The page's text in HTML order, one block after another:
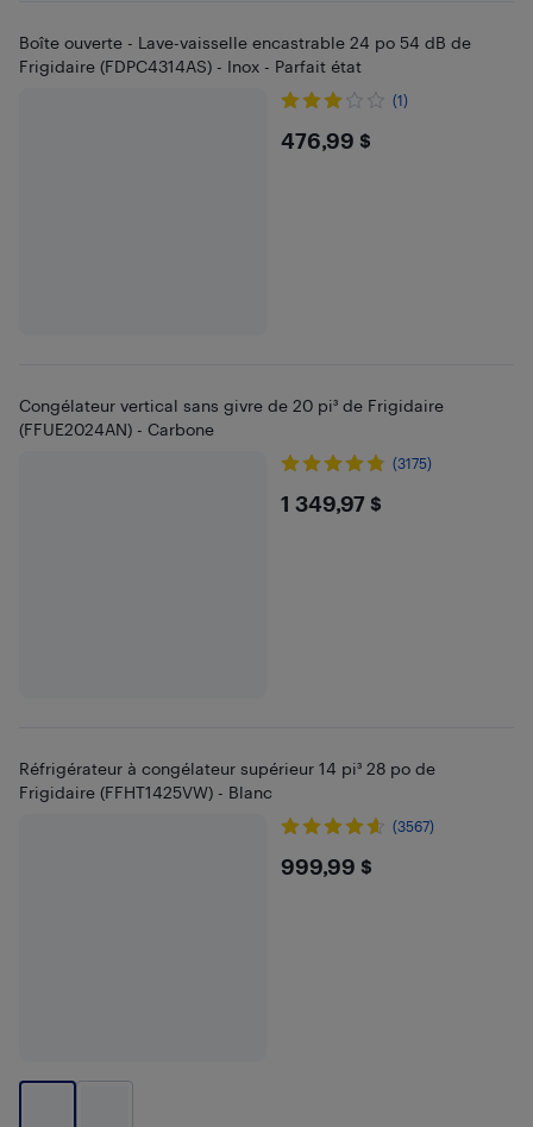
Boîte ouverte - Lave-vaisselle encastrable 24 po 54 dB de
Frigidaire (FDPC4314AS) - Inox - Parfait état
(1)
$476.99
476,99 $
Congélateur vertical sans givre de 20 pi³ de Frigidaire
(FFUE2024AN) - Carbone
(3175)
$1349.97
1 349,97 $
Réfrigérateur à congélateur supérieur 14 pi³ 28 po de
Frigidaire (FFHT1425VW) - Blanc
(3567)
$999.99
999,99 $